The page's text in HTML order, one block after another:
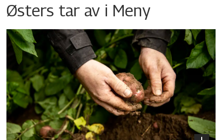
Østers tar av i Meny